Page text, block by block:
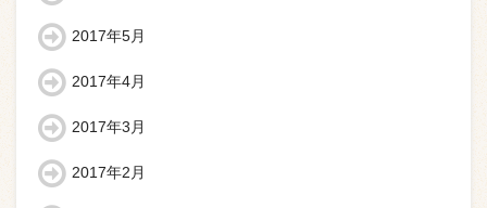
2017年5月
2017年4月
2017年3月
2017年2月